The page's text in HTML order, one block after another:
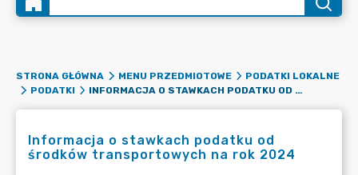
STRONA GŁÓWNA MENU PRZEDMIOTOWE
PODATKI LOKALNE
PODATKI
INFORMACJA O STAWKACH PODATKU OD ŚRODKÓW TRANSPORTOWYCH NA ROK 2024
Informacja o stawkach podatku od
środków transportowych na rok 2024